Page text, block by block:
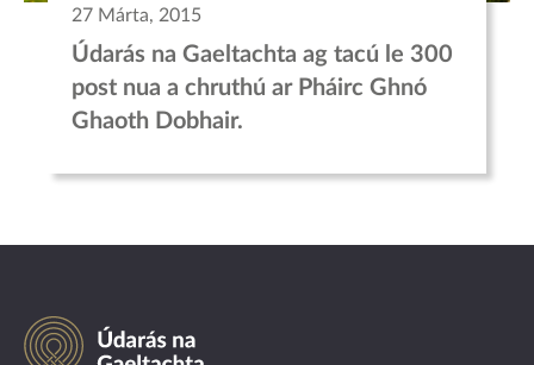
27 Márta, 2015
Údarás na Gaeltachta ag tacú le 300
post nua a chruthú ar Pháirc Ghnó
Ghaoth Dobhair.
Údarás
na